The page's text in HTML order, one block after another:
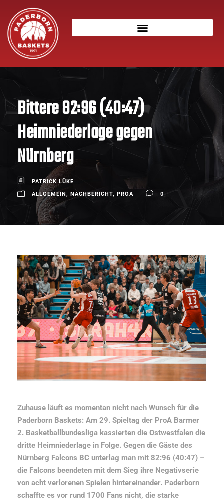
Bittere 82:96 (40:47)
Heimniederlage gegen
Nürnberg
PATRICK LÜKE
ALLGEMEIN , NACHBERICHT, PROA 0
Zuhause läuft es momentan nicht nach Wunsch für die
Paderborn Baskets: Am 29. Spieltag der ProA Barmer
2. Basketballbundesliga kassierten die Ostwestfalen die
dritte Heimniederlage in Folge. Gegen die Gäste des
Nürnberg Falcons BC unterlag man mit 82:96 (40:47) –
die Falcons beendeten mit dem Sieg ihre Negativserie
von acht verlorenen Spielen hintereinander. Paderborn
schaffte es vor rund 1700 Fans nicht, die starke